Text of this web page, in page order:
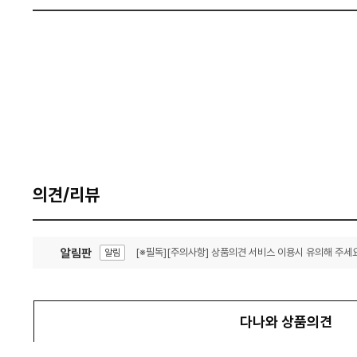
의견/리뷰
알림판 알림 [※필독][주의사항] 상품의견 서비스 이용시 유의해 주세
다나와 상품의견